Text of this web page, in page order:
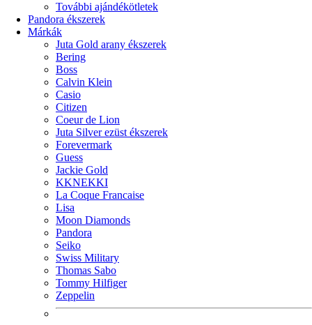
További ajándékötletek
Pandora ékszerek
Márkák
Juta Gold arany ékszerek
Bering
Boss
Calvin Klein
Casio
Citizen
Coeur de Lion
Juta Silver ezüst ékszerek
Forevermark
Guess
Jackie Gold
KKNEKKI
La Coque Francaise
Lisa
Moon Diamonds
Pandora
Seiko
Swiss Military
Thomas Sabo
Tommy Hilfiger
Zeppelin